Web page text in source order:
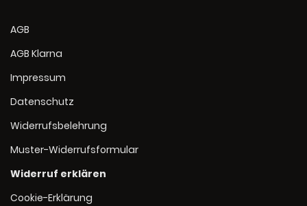
AGB
AGB Klarna
Impressum
Datenschutz
Widerrufsbelehrung
Muster-Widerrufsformular
Widerruf erklären
Cookie-Erklärung